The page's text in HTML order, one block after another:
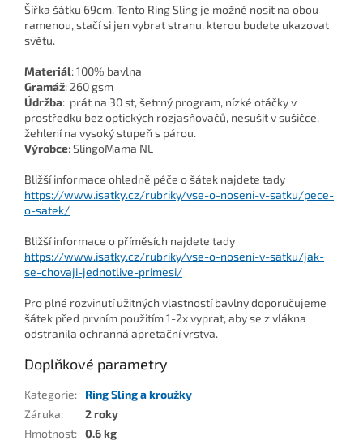
Šířka šátku 69cm. Tento Ring Sling je možné nosit na obou
ramenou, stačí si jen vybrat stranu, kterou budete ukazovat
světu.
Materiál: 100% bavlna
Gramáž: 260 gsm
Údržba: prát na 30 st, šetrný program, nízké otáčky v
prostředku bez optických rozjasňovačů, nesušit v sušičce,
žehlení na vysoký stupeň s párou.
Výrobce: SlingoMama NL
Bližší informace ohledně péče o šátek najdete tady
https://www.isatky.cz/rubriky/vse-o-noseni-v-satku/pece-
o-satek/
Bližší informace o příměsích najdete tady
https://www.isatky.cz/rubriky/vse-o-noseni-v-satku/jak-
se-chovaji-jednotlive-primesi/
Pro plné rozvinutí užitných vlastností bavlny doporučujeme
šátek před prvním použitím 1-2x vyprat, aby se z vlákna
odstranila ochranná apretační vrstva.
Doplňkové parametry
Kategorie:
Ring Sling a kroužky
Záruka:
2 roky
Hmotnost: 0.6 kg